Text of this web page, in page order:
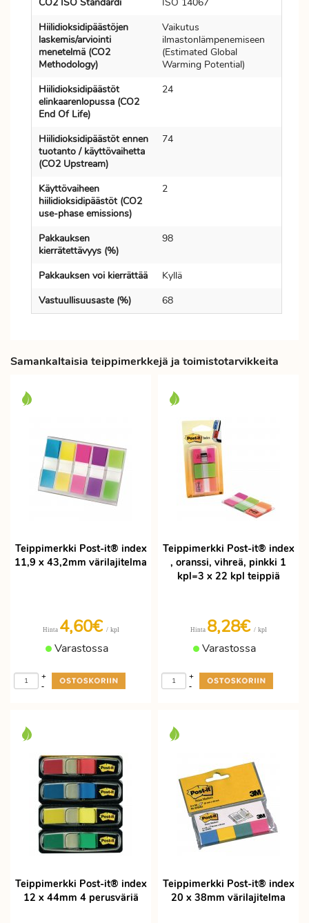
Hiilidioksidipäästöjen
laskemis/arviointi
menetelmä (CO2
Methodology)
Vaikutus
ilmastonlämpenemiseen
(Estimated Global
Warming Potential)
Hiilidioksidipäästöt
elinkaarenlopussa (CO2
End Of Life)
24
Hiilidioksidipäästöt ennen
tuotanto / käyttövaihetta
(CO2 Upstream)
74
Käyttövaiheen
hiilidioksidipäästöt (CO2
use-phase emissions)
2
Pakkauksen
kierrätettävyys (%)
98
Pakkauksen voi kierrättää
Kyllä
Vastuullisuusaste (%)
68
Samankaltaisia teippimerkkejä ja toimistotarvikkeita
Teippimerkki Post-it® index
11,9 x 43,2mm värilajitelma
Hinta 4,60€ / kpl
Varastossa
-
+
Teippimerkki Post-it® index
, oranssi, vihreä, pinkki 1
kpl=3 x 22 kpl teippiä
Hinta 8,28€ / kpl
Varastossa
-
+
Teippimerkki Post-it® index
12 x 44mm 4 perusväriä
Teippimerkki Post-it® index
20 x 38mm värilajitelma